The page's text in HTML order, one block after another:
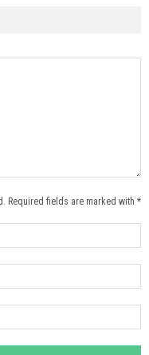
Required fields are marked with *